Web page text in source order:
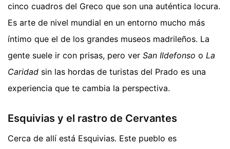
cinco cuadros del Greco que son una auténtica locura.
Es arte de nivel mundial en un entorno mucho más
íntimo que el de los grandes museos madrileños. La
gente suele ir con prisas, pero ver San Ildefonso o La
Caridad sin las hordas de turistas del Prado es una
experiencia que te cambia la perspectiva.
Esquivias y el rastro de Cervantes
Cerca de allí está Esquivias. Este pueblo es